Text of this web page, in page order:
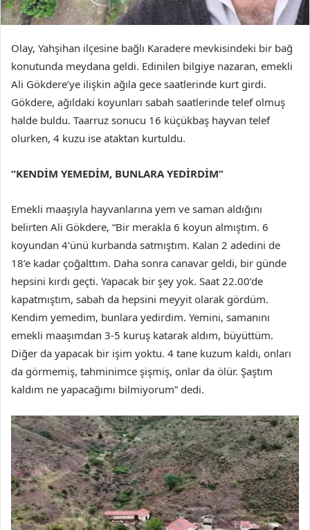
Olay, Yahşihan ilçesine bağlı Karadere mevkisindeki bir bağ
konutunda meydana geldi. Edinilen bilgiye nazaran, emekli
Ali Gökdere’ye ilişkin ağıla gece saatlerinde kurt girdi.
Gökdere, ağıldaki koyunları sabah saatlerinde telef olmuş
halde buldu. Taarruz sonucu 16 küçükbaş hayvan telef
olurken, 4 kuzu ise ataktan kurtuldu.
“KENDİM YEMEDİM, BUNLARA YEDİRDİM”
Emekli maaşıyla hayvanlarına yem ve saman aldığını
belirten Ali Gökdere, “Bir merakla 6 koyun almıştım. 6
koyundan 4’ünü kurbanda satmıştım. Kalan 2 adedini de
18’e kadar çoğalttım. Daha sonra canavar geldi, bir günde
hepsini kırdı geçti. Yapacak bir şey yok. Saat 22.00’de
kapatmıştım, sabah da hepsini meyyit olarak gördüm.
Kendim yemedim, bunlara yedirdim. Yemini, samanını
emekli maaşımdan 3-5 kuruş katarak aldım, büyüttüm.
Diğer da yapacak bir işim yoktu. 4 tane kuzum kaldı, onları
da görmemiş, tahminimce şişmiş, onlar da ölür. Şaştım
kaldım ne yapacağımı bilmiyorum” dedi.